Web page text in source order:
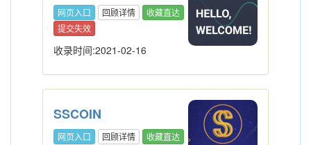
网页入口 回顾详情
收藏直达
提交失效
收录时间:2021-02-16
SSCOIN
网页入口 回顾详情
收藏直达